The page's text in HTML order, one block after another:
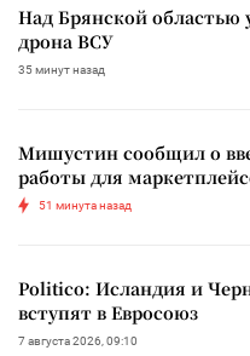
Над Брянской областью
дрона ВСУ
35 минут назад
Мишустин сообщил о
работы для
51 минута назад
Politico: Исландия и
вступят в Евросоюз
7 августа 2026, 09:10